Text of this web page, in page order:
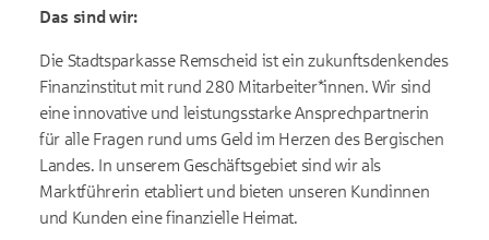
Das sind wir:
Die Stadtsparkasse Remscheid ist ein zukunftsdenkendes
Finanzinstitut mit rund 280 Mitarbeiter*innen. Wir sind
eine innovative und leistungsstarke Ansprechpartnerin
für alle Fragen rund ums Geld im Herzen des Bergischen
Landes. In unserem Geschäftsgebiet sind wir als
Marktführerin etabliert und bieten unseren Kundinnen
und Kunden eine finanzielle Heimat.